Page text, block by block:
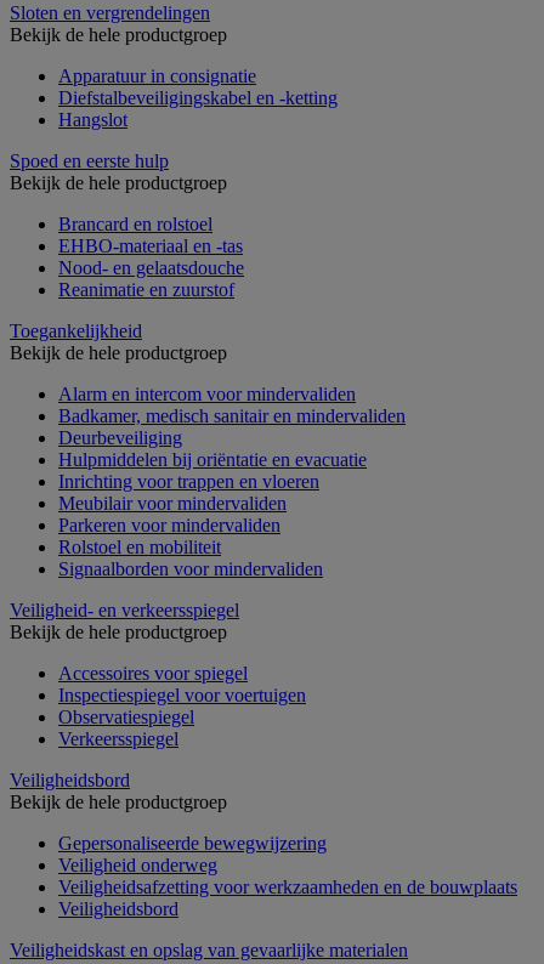
Sloten en vergrendelingen
Bekijk de hele productgroep
Apparatuur in consignatie
Diefstalbeveiligingskabel en -ketting
Hangslot
Spoed en eerste hulp
Bekijk de hele productgroep
Brancard en rolstoel
EHBO-materiaal en -tas
Nood- en gelaatsdouche
Reanimatie en zuurstof
Toegankelijkheid
Bekijk de hele productgroep
Alarm en intercom voor mindervaliden
Badkamer, medisch sanitair en mindervaliden
Deurbeveiliging
Hulpmiddelen bij oriëntatie en evacuatie
Inrichting voor trappen en vloeren
Meubilair voor mindervaliden
Parkeren voor mindervaliden
Rolstoel en mobiliteit
Signaalborden voor mindervaliden
Veiligheid- en verkeersspiegel
Bekijk de hele productgroep
Accessoires voor spiegel
Inspectiespiegel voor voertuigen
Observatiespiegel
Verkeersspiegel
Veiligheidsbord
Bekijk de hele productgroep
Gepersonaliseerde bewegwijzering
Veiligheid onderweg
Veiligheidsafzetting voor werkzaamheden en de bouwplaats
Veiligheidsbord
Veiligheidskast en opslag van gevaarlijke materialen